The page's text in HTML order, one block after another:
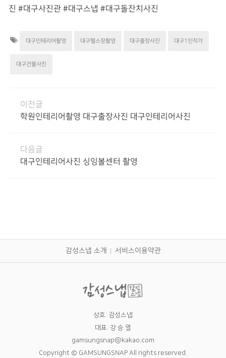
진 #대구사진관 #대구스냅 #대구돌잔치사진
대구인테리어촬영 대구헬스장촬영 대구출장사진 대구1인작가
대구건물사진
이전글
학원인테리어촬영 대구출장사진 대구인테리어사진
다음글
대구인테리어사진 싱잉볼센터 촬영
감성스냅 소개 서비스이용약관
상호: 감성스냅
대표: 강 승 열
gamsungsnap@kakao.com
Copyright © GAMSUNGSNAP All rights reserved.